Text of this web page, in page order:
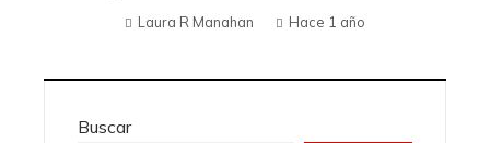
Laura R Manahan Hace 1 año
Buscar